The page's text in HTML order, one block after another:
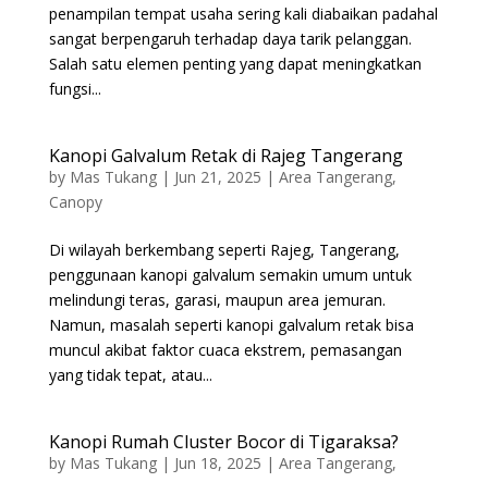
penampilan tempat usaha sering kali diabaikan padahal
sangat berpengaruh terhadap daya tarik pelanggan.
Salah satu elemen penting yang dapat meningkatkan
fungsi...
Kanopi Galvalum Retak di Rajeg Tangerang
by Mas Tukang| Jun 21, 2025 | Area Tangerang,
Canopy
Di wilayah berkembang seperti Rajeg, Tangerang,
penggunaan kanopi galvalum semakin umum untuk
melindungi teras, garasi, maupun area jemuran.
Namun, masalah seperti kanopi galvalum retak bisa
muncul akibat faktor cuaca ekstrem, pemasangan
yang tidak tepat, atau...
Kanopi Rumah Cluster Bocor di Tigaraksa?
by Mas Tukang| Jun 18, 2025 | Area Tangerang,